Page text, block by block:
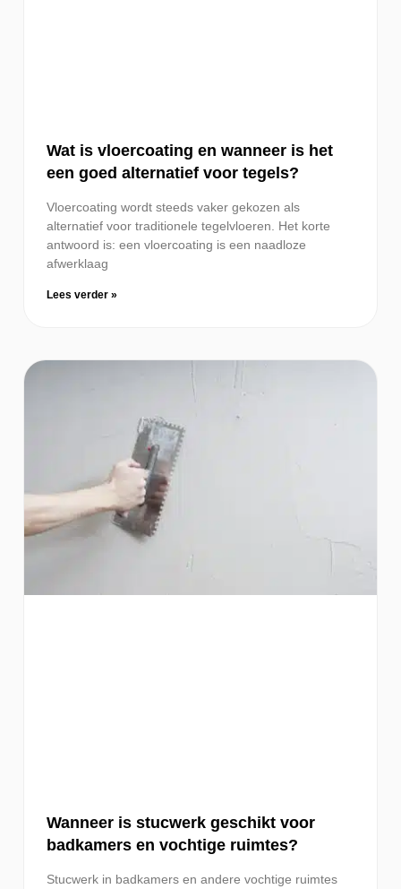
Wat is vloercoating en wanneer is het
een goed alternatief voor tegels?
Vloercoating wordt steeds vaker gekozen als
alternatief voor traditionele tegelvloeren. Het korte
antwoord is: een vloercoating is een naadloze
afwerklaag
Lees verder »
Wanneer is stucwerk geschikt voor
badkamers en vochtige ruimtes?
Stucwerk in badkamers en andere vochtige ruimtes